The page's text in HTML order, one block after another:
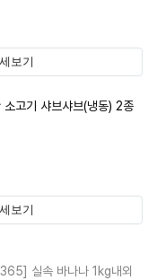
보기
고기 샤브샤브(냉동) 2종
보기
실속 바나나 1kg내외